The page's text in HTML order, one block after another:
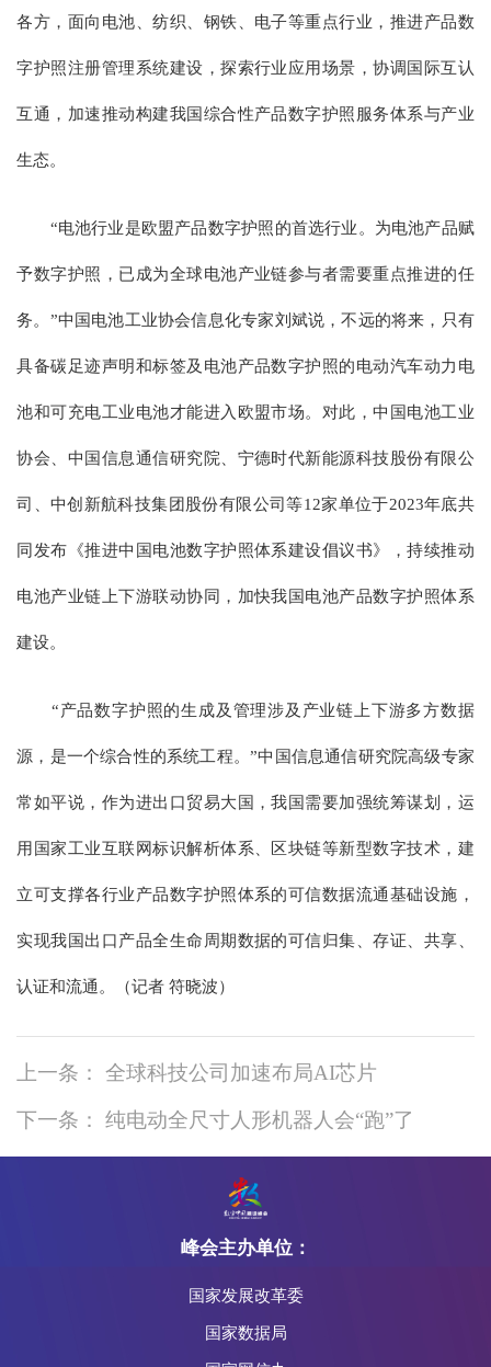
各方，面向电池、纺织、钢铁、电子等重点行业，推进产品数
字护照注册管理系统建设，探索行业应用场景，协调国际互认
互通，加速推动构建我国综合性产品数字护照服务体系与产业
生态。
“电池行业是欧盟产品数字护照的首选行业。为电池产品赋
予数字护照，已成为全球电池产业链参与者需要重点推进的任
务。”中国电池工业协会信息化专家刘斌说，不远的将来，只有
具备碳足迹声明和标签及电池产品数字护照的电动汽车动力电
池和可充电工业电池才能进入欧盟市场。对此，中国电池工业
协会、中国信息通信研究院、宁德时代新能源科技股份有限公
司、中创新航科技集团股份有限公司等12家单位于2023年底共
同发布《推进中国电池数字护照体系建设倡议书》，持续推动
电池产业链上下游联动协同，加快我国电池产品数字护照体系
建设。
“产品数字护照的生成及管理涉及产业链上下游多方数据
源，是一个综合性的系统工程。”中国信息通信研究院高级专家
常如平说，作为进出口贸易大国，我国需要加强统筹谋划，运
用国家工业互联网标识解析体系、区块链等新型数字技术，建
立可支撑各行业产品数字护照体系的可信数据流通基础设施，
实现我国出口产品全生命周期数据的可信归集、存证、共享、
认证和流通。（记者 符晓波）
上一条： 全球科技公司加速布局AI芯片
下一条： 纯电动全尺寸人形机器人会“跑”了
峰会主办单位：
国家发展改革委
国家数据局